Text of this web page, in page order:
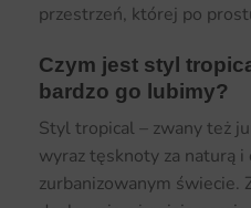
przestrzeń, której po
Czym jest styl
bardzo go lubimy?
Styl tropical – zwany też
wyraz tęsknoty za naturą i
zurbanizowanym świecie.